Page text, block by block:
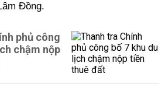
Đồng.
phủ công
chậm nộp